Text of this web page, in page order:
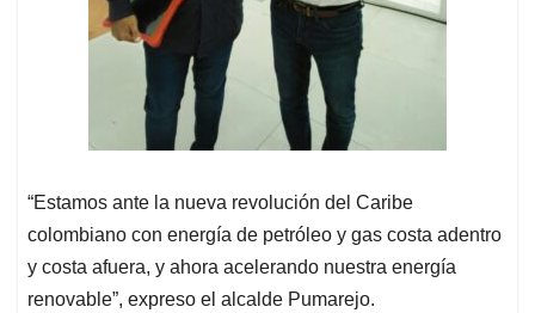
“Estamos ante la nueva revolución del Caribe
colombiano con energía de petróleo y gas costa adentro
y costa afuera, y ahora acelerando nuestra energía
renovable”, expreso el alcalde Pumarejo.